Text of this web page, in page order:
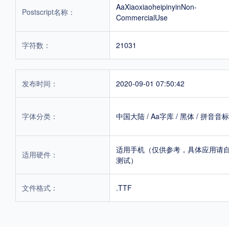
Postscript名称：
AaXiaoxiaoheipinyinNon-
CommercialUse
字符数： 21031
发布时间： 2020-09-01 07:50:42
字体分类： 中国大陆 / Aa字库 / 黑体 / 拼音音标
适用硬件：
适用手机（仅供参考，具体应用请
测试）
文件格式： .TTF